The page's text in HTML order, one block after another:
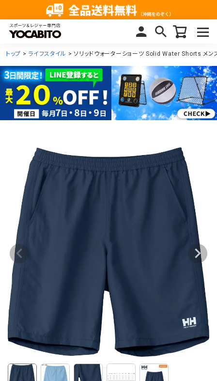
トップ ライフスタイル ソリッドウォーターショーツ Solid Water Shorts メ